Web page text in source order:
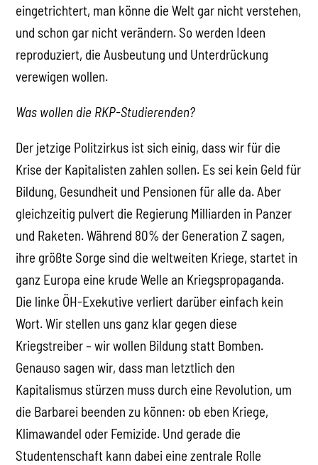
eingetrichtert, man könne die Welt gar nicht verstehen,
und schon gar nicht verändern. So werden Ideen
reproduziert, die Ausbeutung und Unterdrückung
verewigen wollen.
Was wollen die RKP-Studierenden?
Der jetzige Politzirkus ist sich einig, dass wir für die
Krise der Kapitalisten zahlen sollen. Es sei kein Geld für
Bildung, Gesundheit und Pensionen für alle da. Aber
gleichzeitig pulvert die Regierung Milliarden in Panzer
und Raketen. Während 80% der Generation Z sagen,
ihre größte Sorge sind die weltweiten Kriege, startet in
ganz Europa eine krude Welle an Kriegspropaganda.
Die linke ÖH-Exekutive verliert darüber einfach kein
Wort. Wir stellen uns ganz klar gegen diese
Kriegstreiber – wir wollen Bildung statt Bomben.
Genauso sagen wir, dass man letztlich den
Kapitalismus stürzen muss durch eine Revolution, um
die Barbarei beenden zu können: ob eben Kriege,
Klimawandel oder Femizide. Und gerade die
Studentenschaft kann dabei eine zentrale Rolle